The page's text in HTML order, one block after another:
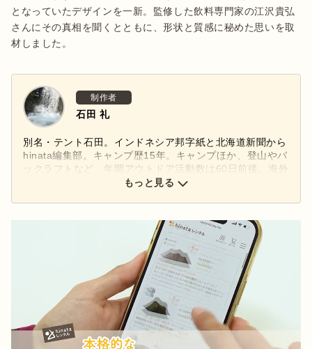
となっていたデザインを一新。監修した飲料専門家の江沢貴弘
さんにその真相を聞くとともに、形状と質感に秘めた思いを取
材しました。
制作者
石田 礼
別名・テント石田。インドネシア邦字紙と北海道新聞から
hinata編集部。キャンプ歴15年。キャンプほか、登山やパ
ックラフトなど、年間アウトドア活動数は60日前後。海外
無人島や北海道での雪中、妻とのデュオ、愛犬ゴン太との
もっと見る